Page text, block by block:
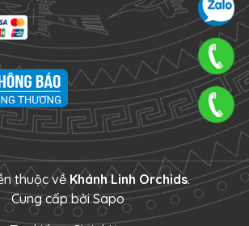
thuộc vềKhánh Linh Orchids.
Cung cấp bởiSapo